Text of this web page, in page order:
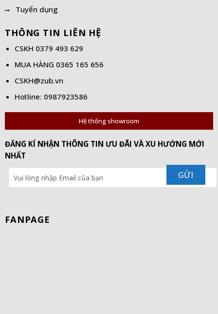
Tuyển dụng
THÔNG TIN LIÊN HỆ
CSKH 0379 493 629
MUA HÀNG 0365 165 656
CSKH@zub.vn
Hotline: 0987923586
Hệ thống showroom
ĐĂNG KÍ NHẬN THÔNG TIN ƯU ĐÃI VÀ XU HƯỚNG MỚI
NHẤT
FANPAGE